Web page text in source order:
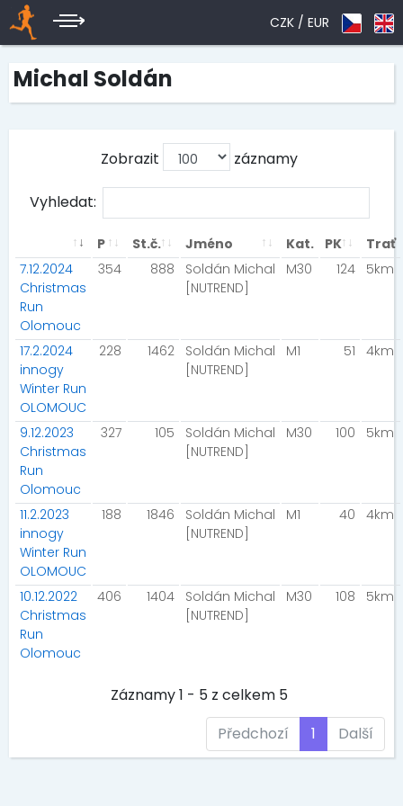
CZK / EUR
Michal Soldán
Zobrazit záznamy
Vyhledat:
P St.č. Jméno Kat. PK
Trať
7.12.2024
Christmas
Run
Olomouc
354 888
Soldán Michal
[NUTREND]
M30 124 5km
17.2.2024
innogy
Winter Run
OLOMOUC
228 1462
Soldán Michal
[NUTREND]
M1 51 4km
9.12.2023
Christmas
Run
Olomouc
327 105
Soldán Michal
[NUTREND]
M30 100 5km
11.2.2023
innogy
Winter Run
OLOMOUC
188 1846
Soldán Michal
[NUTREND]
M1 40 4km
10.12.2022
Christmas
Run
Olomouc
406 1404
Soldán Michal
[NUTREND]
M30 108 5km
Záznamy 1 - 5 z celkem 5
Předchozí
1 Další